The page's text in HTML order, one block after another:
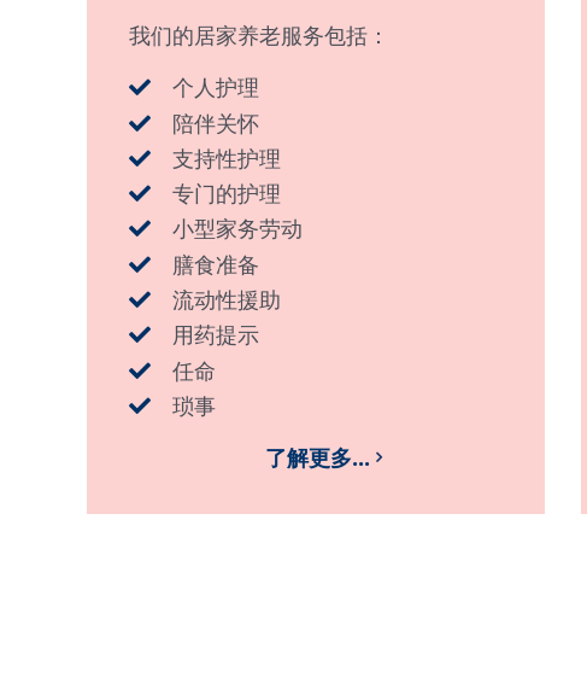
我们的居家养老服务包括：
个人护理
陪伴关怀
支持性护理
专门的护理
小型家务劳动
膳食准备
流动性援助
用药提示
任命
琐事
了解更多...